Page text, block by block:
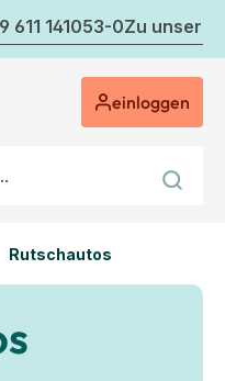
611 141053-0Zu
einloggen
Rutschautos